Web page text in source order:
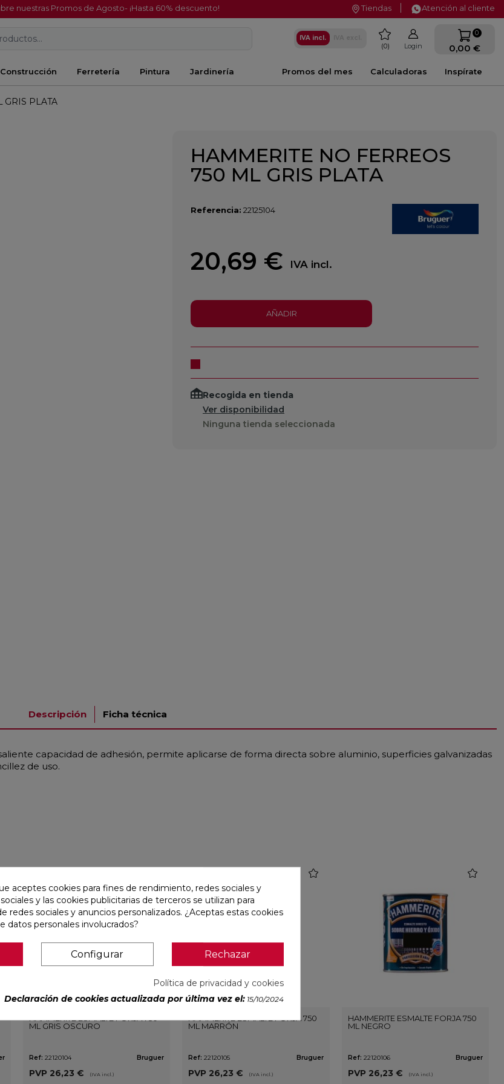
nuestras Promos de Agosto- ¡Hasta 60% descuento! Tiendas Atención al cliente
IVA incl. favorite
0 Login
0
0,00 €
Construcción Ferretería Pintura Jardinería Inspírate
Calculadoras
Promos del mes
GRIS PLATA
HAMMERITE NO FERREOS
750 ML GRIS PLATA
Referencia: 22125104
20,69 € IVA incl.
AÑADIR
Recogida en tienda
Ver disponibilidad
Ninguna tienda seleccionada
Descripción Ficha técnica
capacidad de adhesión, permite aplicarse de forma directa sobre aluminio, superficies galvanizadas
de uso.
HAMMERITE ESMALTE FORJA 750
ML GRIS OSCURO
Ref: 22120104 Bruguer
PVP 26,23 € (IVA incl.)
favorite
HAMMERITE ESMALTE FORJA 750
ML MARRÓN
Ref: 22120105 Bruguer
PVP 26,23 € (IVA incl.)
favorite
HAMMERITE ESMALTE FORJA 750
ML NEGRO
Ref: 22120106 Bruguer
PVP 26,23 € (IVA incl.)
aceptes cookies para fines de rendimiento, redes sociales y
y las cookies publicitarias de terceros se utilizan para
redes sociales y anuncios personalizados. ¿Aceptas estas cookies
datos personales involucrados?
Configurar Rechazar
Política de privacidad y cookies
Declaración de cookies actualizada por última vez el: 15/10/2024